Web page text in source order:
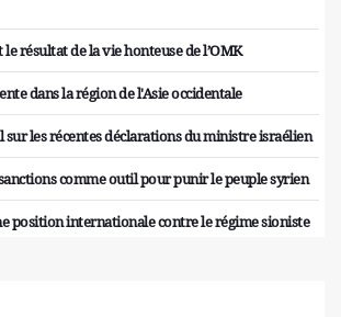
résultat de la vie honteuse de l’OMK
dans la région de l'Asie occidentale
les récentes déclarations du ministre israélien
comme outil pour punir le peuple syrien
position internationale contre le régime sioniste